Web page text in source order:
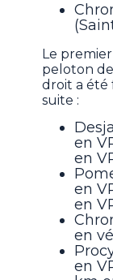
Le
peloton
droit a été
suite :
en
en
en
en
en
en